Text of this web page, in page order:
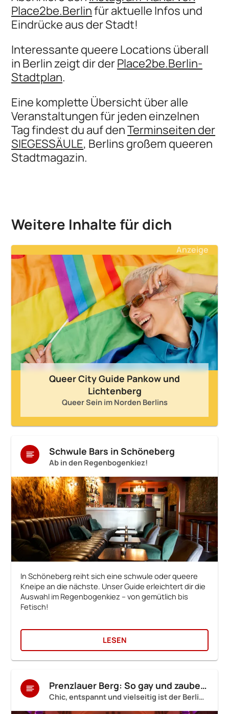
Place2be.Berlinfür aktuelle Infos und
Eindrücke aus der Stadt!
Interessante queere Locations überall
in Berlin zeigt dir derPlace2be.Berlin-
Stadtplan.
Eine komplette Übersicht über alle
Veranstaltungen für jeden einzelnen
Tag findest du auf denTerminseiten der
SIEGESSÄULE, Berlins großem queeren
Stadtmagazin.
Weitere Inhalte für dich
Anzeige
Queer City Guide Pankow und
Lichtenberg
Queer Sein im Norden Berlins
Schwule Bars in Schöneberg
Ab in den Regenbogenkiez!
In Schöneberg reiht sich eine schwule oder queere
Kneipe an die nächste. Unser Guide erleichtert dir die
Auswahl im Regenbogenkiez – von gemütlich bis
Fetisch!
LESEN
Prenzlauer Berg: So gay und zauberhaft
Chic, entspannt und vielseitig ist der Berliner Norden